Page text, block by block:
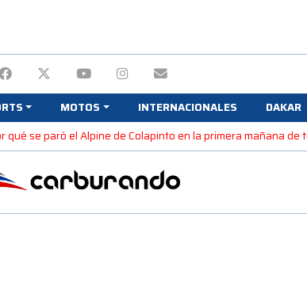
MOTOS INTERNACIONALES
DAKAR
qué se paró el Alpine de Colapinto en la primera mañana de